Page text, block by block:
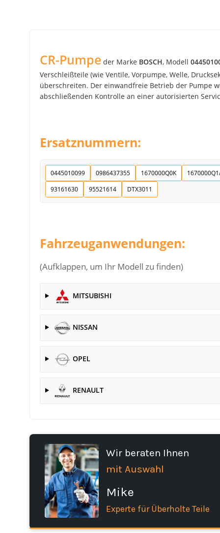
CR-Pumpe der Marke BOSCH, Modell
Verschleißteile (wie Ventile, Vorpumpe, Welle,
überschreiten. Der einwandfreie Betrieb der Pumpe
abschließenden Kontrolle an einer autorisierten
Ersatznummern:
0445010099 0986437355 1670000Q0K
93161630
95521614 DTX3011
Fahrzeuganwendungen:
(Aufklappen, um Ihr Modell zu finden)
MITSUBISHI
NISSAN
OPEL
RENAULT
Wir beraten Ihnen
mit Auswahl
Mike
Experte für Überholte Teile